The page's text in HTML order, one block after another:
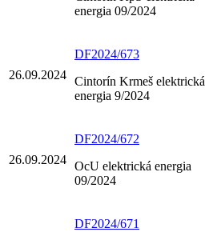
energia 09/2024
26.09.2024
DF2024/673
Cintorín Krmeš elektrická
energia 9/2024
26.09.2024
DF2024/672
OcU elektrická energia
09/2024
DF2024/671